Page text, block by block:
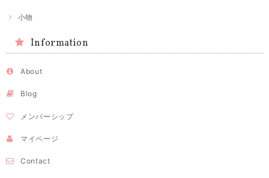
小物
Information
About
Blog
メンバーシップ
マイページ
Contact